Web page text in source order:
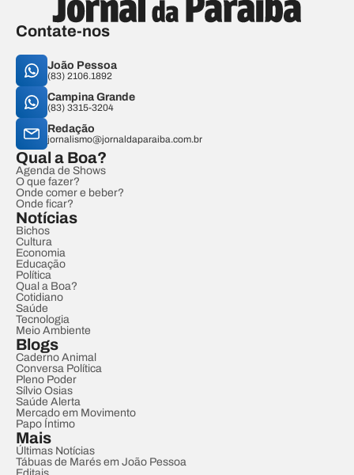
Contate-nos
João Pessoa
(83) 2106.1892
Campina Grande
(83) 3315-3204
Redação
jornalismo@jornaldaparaiba.com.br
Qual a Boa?
Agenda de Shows
O que fazer?
Onde comer e beber?
Onde ficar?
Notícias
Bichos
Cultura
Economia
Educação
Política
Qual a Boa?
Cotidiano
Saúde
Tecnologia
Meio Ambiente
Blogs
Caderno Animal
Conversa Política
Pleno Poder
Sílvio Osias
Saúde Alerta
Mercado em Movimento
Papo Íntimo
Mais
Últimas Notícias
Tábuas de Marés em João Pessoa